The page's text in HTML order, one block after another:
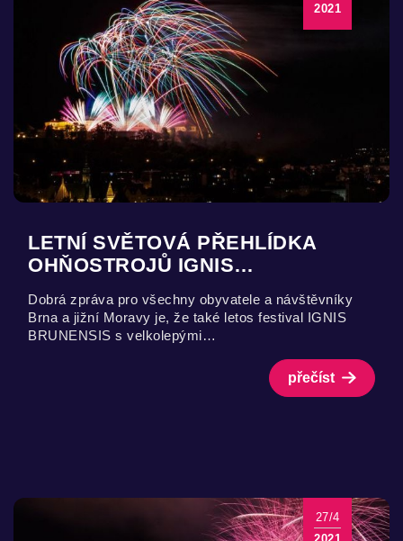
2021
LETNÍ SVĚTOVÁ PŘEHLÍDKA
OHŇOSTROJŮ IGNIS…
Dobrá zpráva pro všechny obyvatele a návštěvníky
Brna a jižní Moravy je, že také letos festival IGNIS
BRUNENSIS s velkolepými…
přečíst
27/4